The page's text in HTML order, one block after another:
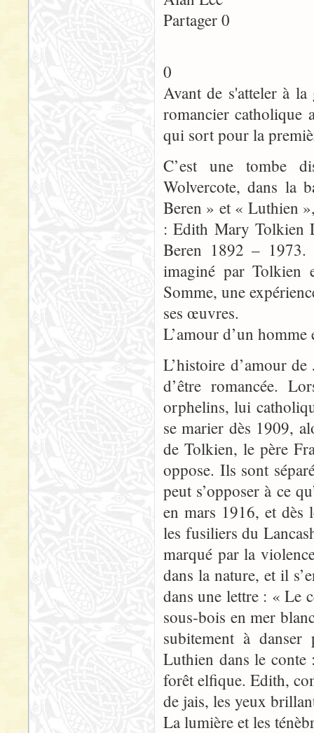
Partager 0
0
Avant de s'atteler à
romancier catholique
qui sort pour la
C’est une tombe
Wolvercote, dans la
Beren » et « Luthien
: Edith Mary Tolkien
Beren 1892 – 1973.
imaginé par Tolkien
Somme, une
ses œuvres.
L’amour d’un homme
L’histoire d’amour
d’être romancée.
orphelins, lui
se marier dès 1909,
de Tolkien, le père
oppose. Ils sont
peut s’opposer à ce
en mars 1916, et
les fusiliers du
marqué par la
dans la nature, et il
dans une lettre : « Le
sous-bois en mer
subitement à
Luthien dans le conte
forêt elfique. Edith,
de jais, les yeux
La lumière et les